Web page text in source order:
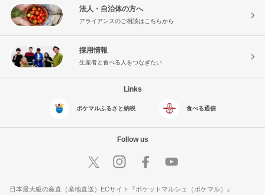
法人・自治体の方へ
アライアンスのご相談はこちらから
採用情報
生産者と食べる人をつなぎたい
Links
ポケマルふるさと納税 食べる通信
Follow us
日本最大級の産直（産地直送）ECサイト『ポケットマルシェ（ポケマル）』